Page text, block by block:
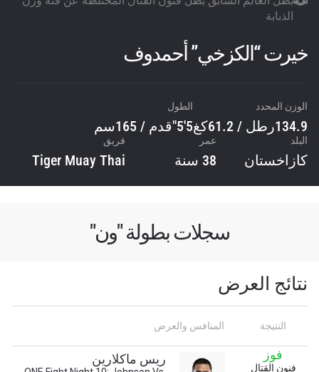
الذبابة
خيرت “الكزخي” أحمدوف
الوزن المحدد
134.9رطل / 61.2كغ
الطول
5'5"قدم / 165سم
البلد
كازاخستان
عمر
38 سنة
فريق
Tiger Muay Thai
سجلات بطولة "ون"
نتائج العرض
النتيجة المنافس والعرض
فوز
فنون القتال
ريس ماكلارين